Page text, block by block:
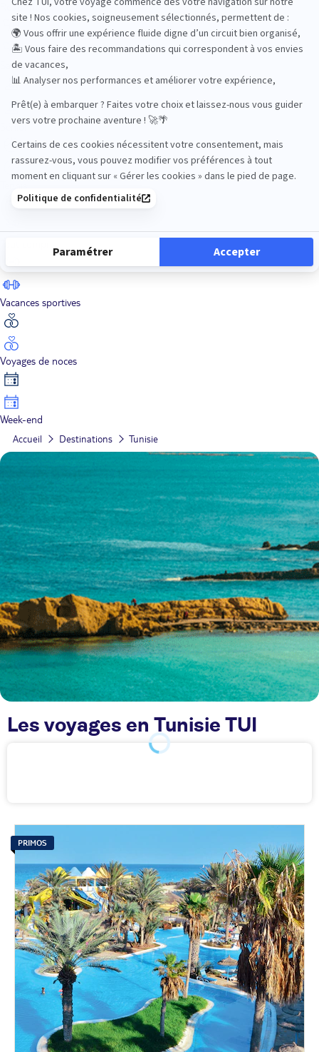
Road Trips
Safari
Sénior
Vacances sportives
Voyages de noces
Week-end
Accueil Destinations Tunisie
Les voyages en Tunisie TUI
PRIMOS